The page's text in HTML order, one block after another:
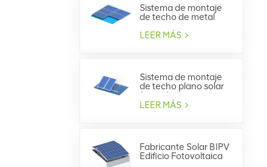
Sistema de montaje
de techo de metal
LEER MÁS
Sistema de montaje
de techo plano solar
fotovoltaico
LEER MÁS
Fabricante Solar BIPV
Edificio Fotovoltaica